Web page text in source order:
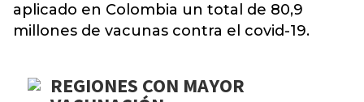
aplicado en Colombia un total de 80,9
millones de vacunas contra el covid-19.